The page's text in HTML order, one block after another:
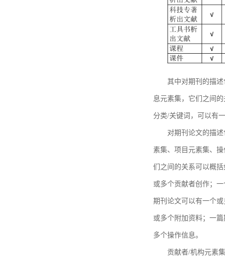
其中对期刊的描
息元素集，它们之间
分类/关键词，可以有
对期刊论文的描
素集、项目元素集、
们之间的关系可以概
或多个贡献者创作；
期刊论文可以有一个
或多个附加资料；一
多个操作信息。
贡献者/机构元素